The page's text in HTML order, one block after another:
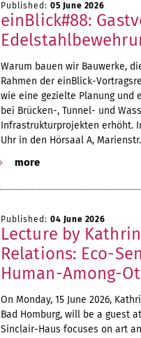
Published: 05 June 2026
einBlick#88:
Warum bauen wir Bauwerke,
Rahmen der einBlick-
wie eine gezielte Planung und
bei Brücken-, Tunnel- und
Infrastrukturprojekten erhöht.
Uhr in den Hörsaal A,
more
Published: 04 June 2026
Lecture by
Relations: Eco-
Human-Among-
On Monday, 15 June 2026,
Bad Homburg, will be a guest
Sinclair-Haus focuses on art